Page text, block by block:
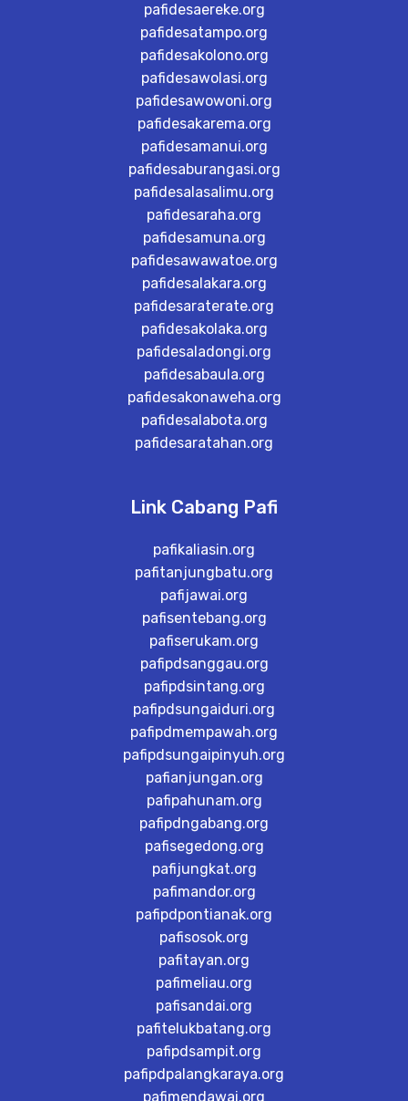
pafidesaereke.org
pafidesatampo.org
pafidesakolono.org
pafidesawolasi.org
pafidesawowoni.org
pafidesakarema.org
pafidesamanui.org
pafidesaburangasi.org
pafidesalasalimu.org
pafidesaraha.org
pafidesamuna.org
pafidesawawatoe.org
pafidesalakara.org
pafidesaraterate.org
pafidesakolaka.org
pafidesaladongi.org
pafidesabaula.org
pafidesakonaweha.org
pafidesalabota.org
pafidesaratahan.org
Link Cabang Pafi
pafikaliasin.org
pafitanjungbatu.org
pafijawai.org
pafisentebang.org
pafiserukam.org
pafipdsanggau.org
pafipdsintang.org
pafipdsungaiduri.org
pafipdmempawah.org
pafipdsungaipinyuh.org
pafianjungan.org
pafipahunam.org
pafipdngabang.org
pafisegedong.org
pafijungkat.org
pafimandor.org
pafipdpontianak.org
pafisosok.org
pafitayan.org
pafimeliau.org
pafisandai.org
pafitelukbatang.org
pafipdsampit.org
pafipdpalangkaraya.org
pafimendawai.org